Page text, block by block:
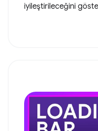
iyileştirileceğini